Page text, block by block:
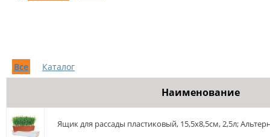
Все Каталог
Наименование
Ящик для рассады пластиковый, 15,5х8,5см, 2,5л;